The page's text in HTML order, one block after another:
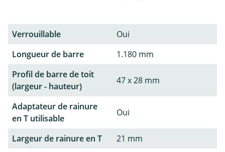
Verrouillable
Oui
Longueur de barre
1.180 mm
Profil de barre de toit
(largeur - hauteur)
47 x 28 mm
Adaptateur de rainure
en T utilisable
Oui
Largeur de rainure en T
21 mm